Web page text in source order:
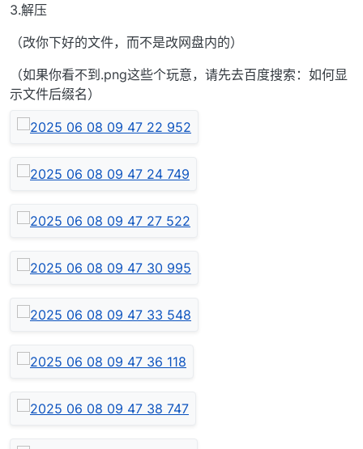
3.解压
（改你下好的文件，而不是改网盘内的）
（如果你看不到.png这些个玩意，请先去百度搜索：如何显
示文件后缀名）